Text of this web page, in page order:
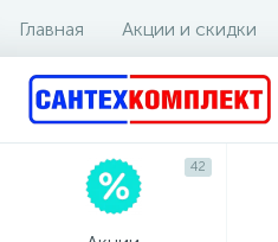
Главная Акции и скидки
42